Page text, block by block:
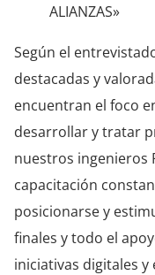
ALIANZAS»
Según el
destacadas y
encuentran el foco
desarrollar y tratar
nuestros ingenieros
capacitación
posicionarse y
finales y todo el
iniciativas digitales y